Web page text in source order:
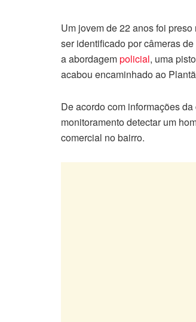
Um jovem de 22 anos foi
ser identificado por câmeras
a abordagempolicial, uma
acabou encaminhado ao
De acordo com informações
monitoramento detectar um
comercial no bairro.